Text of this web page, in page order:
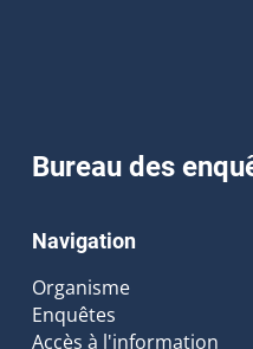
Bureau des
Navigation
Organisme
Enquêtes
Accès à l'information